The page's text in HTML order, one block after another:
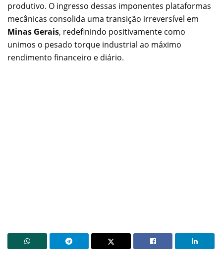
produtivo. O ingresso dessas imponentes plataformas
mecânicas consolida uma transição irreversível em
Minas Gerais, redefinindo positivamente como
unimos o pesado torque industrial ao máximo
rendimento financeiro e diário.